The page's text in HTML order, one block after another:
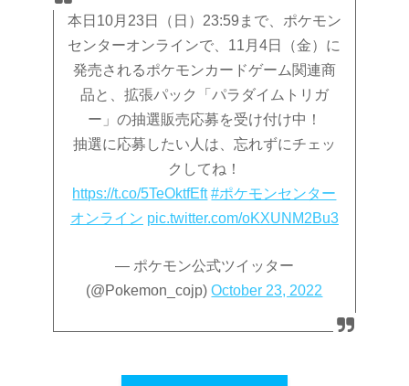
本日10月23日（日）23:59まで、ポケモン
センターオンラインで、11月4日（金）に
発売されるポケモンカードゲーム関連商
品と、拡張パック「パラダイムトリガ
ー」の抽選販売応募を受け付け中！
抽選に応募したい人は、忘れずにチェッ
クしてね！
https://t.co/5TeOktfEft #ポケモンセンター
オンライン pic.twitter.com/oKXUNM2Bu3
— ポケモン公式ツイッター
(@Pokemon_cojp)October 23, 2022